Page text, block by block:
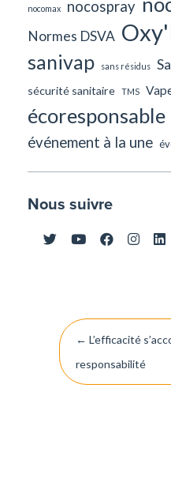
nocomax nocospray
Normes DSVA
sanivap sans résidus
sécurité sanitaire TMS
écoresponsable
événement à la une
Nous suivre
l’article
← L’efficacité
responsabilité